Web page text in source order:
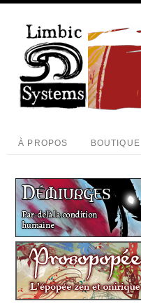
À PROPOS BOUTIQUE